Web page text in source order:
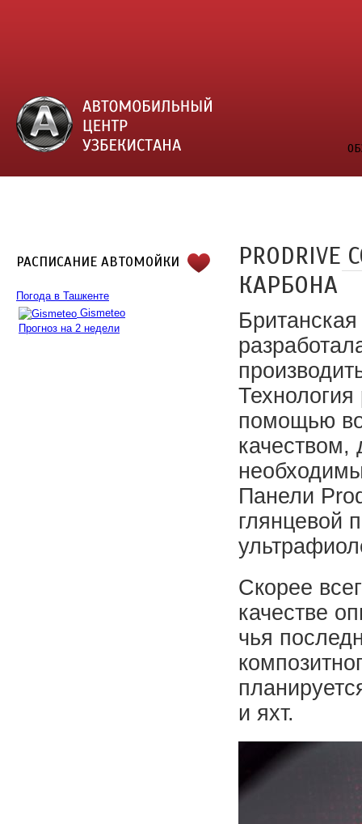
РАСПИСАНИЕ АВТОМОЙКИ
Погода в Ташкенте
Gismeteo
Прогноз на 2 недели
КАРБОНА
помощью
качеством,
Панели
глянцевой
Скорее
качестве
чья
и яхт.